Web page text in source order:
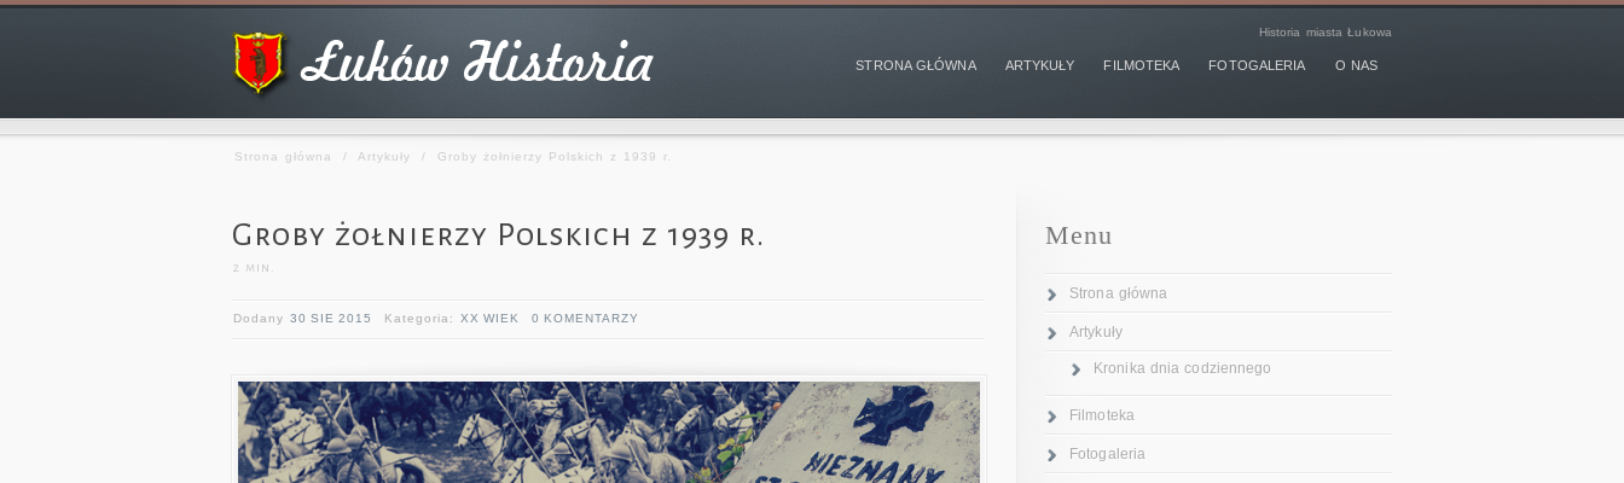
Historia miasta Łukowa
STRONA GŁÓWNA ARTYKUŁY FILMOTEKA FOTOGALERIA O NAS
Strona główna / Artykuły / Groby żołnierzy Polskich z 1939 r.
Groby żołnierzy Polskich z 1939 r.
2 min.
Dodany 30 SIE 2015 Kategoria: XX WIEK 0 KOMENTARZY
Menu
Strona główna
Artykuły
Kronika dnia codziennego
Filmoteka
Fotogaleria